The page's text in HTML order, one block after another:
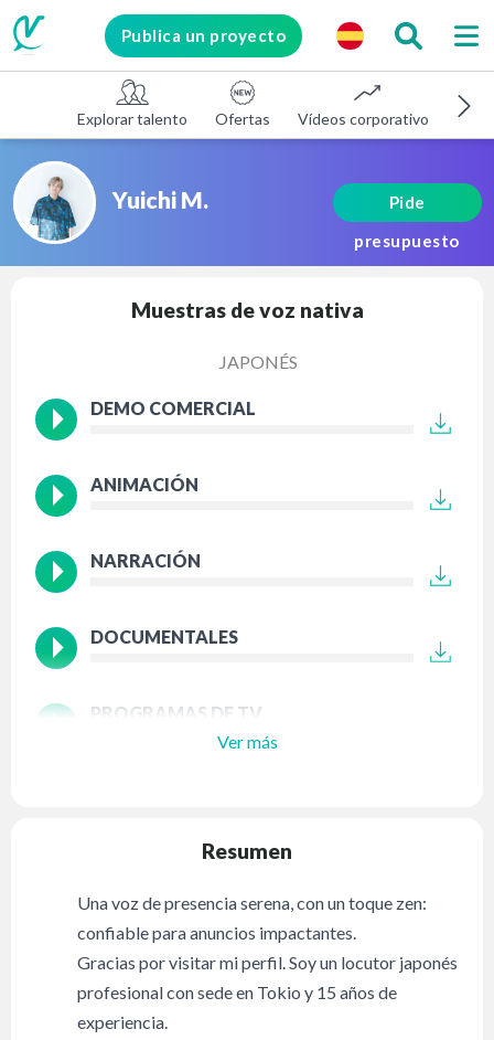
Publica un proyecto
Explorar talento Ofertas Vídeos corporativos E-
Yuichi M.
Pide
presupuesto
Muestras de voz nativa
JAPONÉS
DEMO COMERCIAL
ANIMACIÓN
NARRACIÓN
DOCUMENTALES
PROGRAMAS DE TV
Ver más
Resumen
Una voz de presencia serena, con un toque zen:
confiable para anuncios impactantes.
Gracias por visitar mi perfil. Soy un locutor japonés
profesional con sede en Tokio y 15 años de
experiencia.